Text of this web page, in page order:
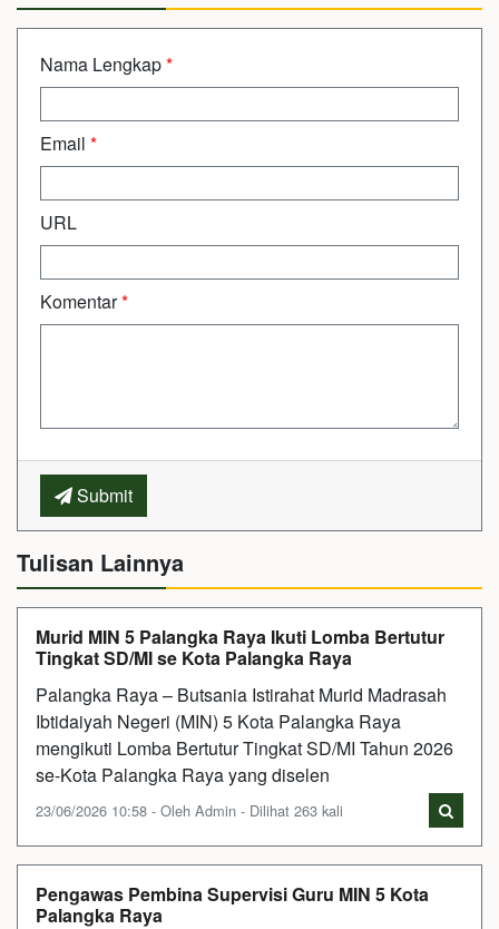
Nama Lengkap*
Email *
URL
Komentar*
Submit
Tulisan Lainnya
Murid MIN 5 Palangka Raya Ikuti Lomba Bertutur
Tingkat SD/MI se Kota Palangka Raya
Palangka Raya – Butsania Istirahat Murid Madrasah
Ibtidaiyah Negeri (MIN) 5 Kota Palangka Raya
mengikuti Lomba Bertutur Tingkat SD/MI Tahun 2026
se-Kota Palangka Raya yang diselen
23/06/2026 10:58 - Oleh Admin - Dilihat 263 kali
Pengawas Pembina Supervisi Guru MIN 5 Kota
Palangka Raya